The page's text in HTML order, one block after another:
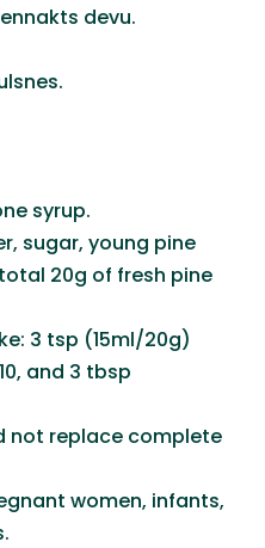
devu.
syrup.
sugar, young pine
20g of fresh pine
3 tsp (15ml/20g)
and 3 tbsp
not replace complete
women, infants,